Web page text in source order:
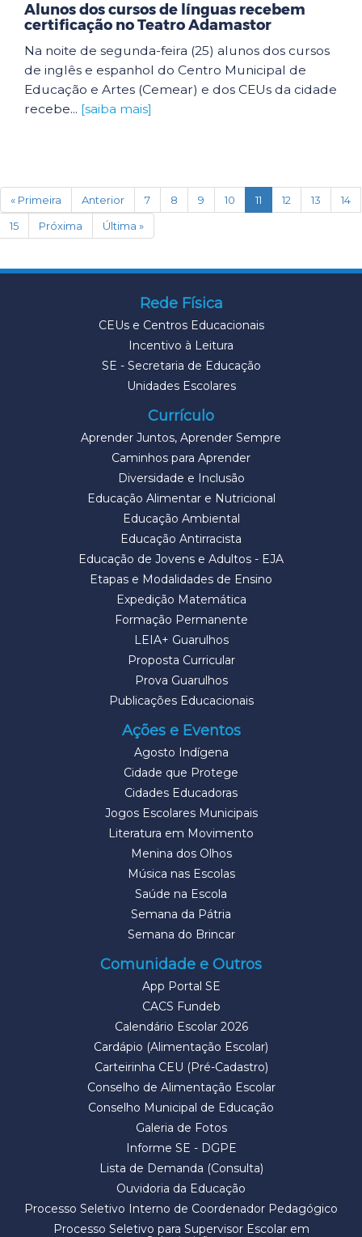
Alunos dos cursos de línguas recebem
certificação no Teatro Adamastor
Na noite de segunda-feira (25) alunos dos cursos
de inglês e espanhol do Centro Municipal de
Educação e Artes (Cemear) e dos CEUs da cidade
recebe... [saiba mais]
« Primeira Anterior 7 8 9 10 11 (current)
12 13
14
15
Próxima Última »
Rede Física
CEUs e Centros Educacionais
Incentivo à Leitura
SE - Secretaria de Educação
Unidades Escolares
Currículo
Aprender Juntos, Aprender Sempre
Caminhos para Aprender
Diversidade e Inclusão
Educação Alimentar e Nutricional
Educação Ambiental
Educação Antirracista
Educação de Jovens e Adultos - EJA
Etapas e Modalidades de Ensino
Expedição Matemática
Formação Permanente
LEIA+ Guarulhos
Proposta Curricular
Prova Guarulhos
Publicações Educacionais
Ações e Eventos
Agosto Indígena
Cidade que Protege
Cidades Educadoras
Jogos Escolares Municipais
Literatura em Movimento
Menina dos Olhos
Música nas Escolas
Saúde na Escola
Semana da Pátria
Semana do Brincar
Comunidade e Outros
App Portal SE
CACS Fundeb
Calendário Escolar 2026
Cardápio (Alimentação Escolar)
Carteirinha CEU (Pré-Cadastro)
Conselho de Alimentação Escolar
Conselho Municipal de Educação
Galeria de Fotos
Informe SE - DGPE
Lista de Demanda (Consulta)
Ouvidoria da Educação
Processo Seletivo Interno de Coordenador Pedagógico
Processo Seletivo para Supervisor Escolar em